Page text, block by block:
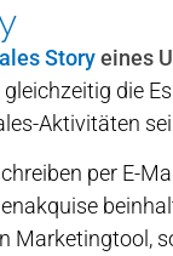
Storyeines
die
Aktivitäten
per E-
Marketingtool,